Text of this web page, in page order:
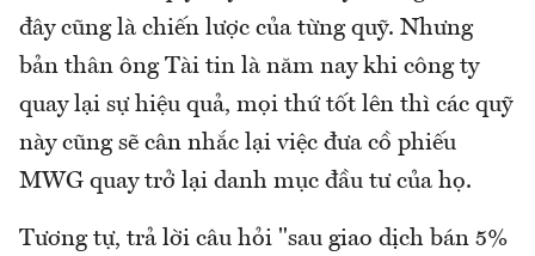
đây cũng là chiến lược của từng quỹ. Nhưng
bản thân ông Tài tin là năm nay khi công ty
quay lại sự hiệu quả, mọi thứ tốt lên thì các quỹ
này cũng sẽ cân nhắc lại việc đưa cồ phiếu
MWG quay trở lại danh mục đầu tư của họ.
Tương tự, trả lời câu hỏi "sau giao dịch bán 5%